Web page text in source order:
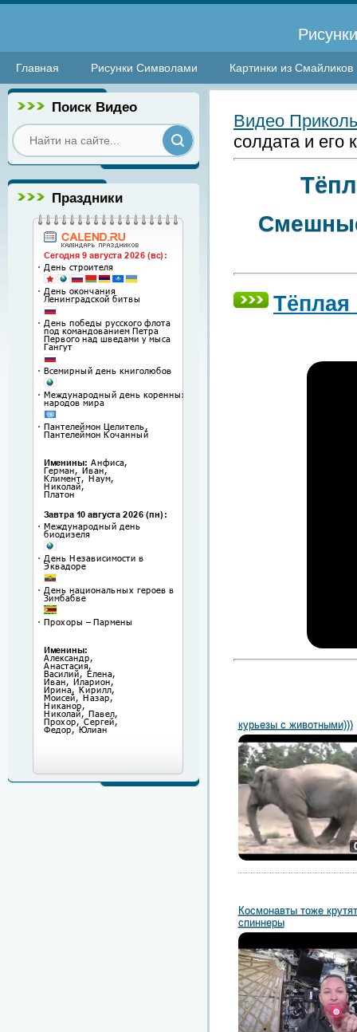
Главная Рисунки Символами Картинки из Смайликов
Поиск Видео
Праздники
Видео
солдата и его
Тёплая
курьезы с животными)))
Космонавты тоже крутят
спиннеры